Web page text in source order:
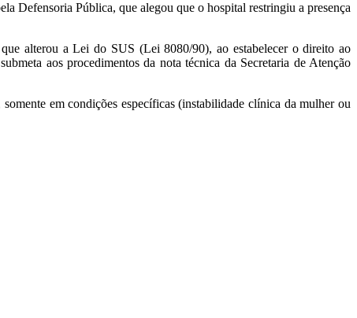
Defensoria Pública, que alegou que o hospital restringiu a presença
alterou a Lei do SUS (Lei 8080/90), ao estabelecer o direito ao
aos procedimentos da nota técnica da Secretaria de Atenção
em condições específicas (instabilidade clínica da mulher ou